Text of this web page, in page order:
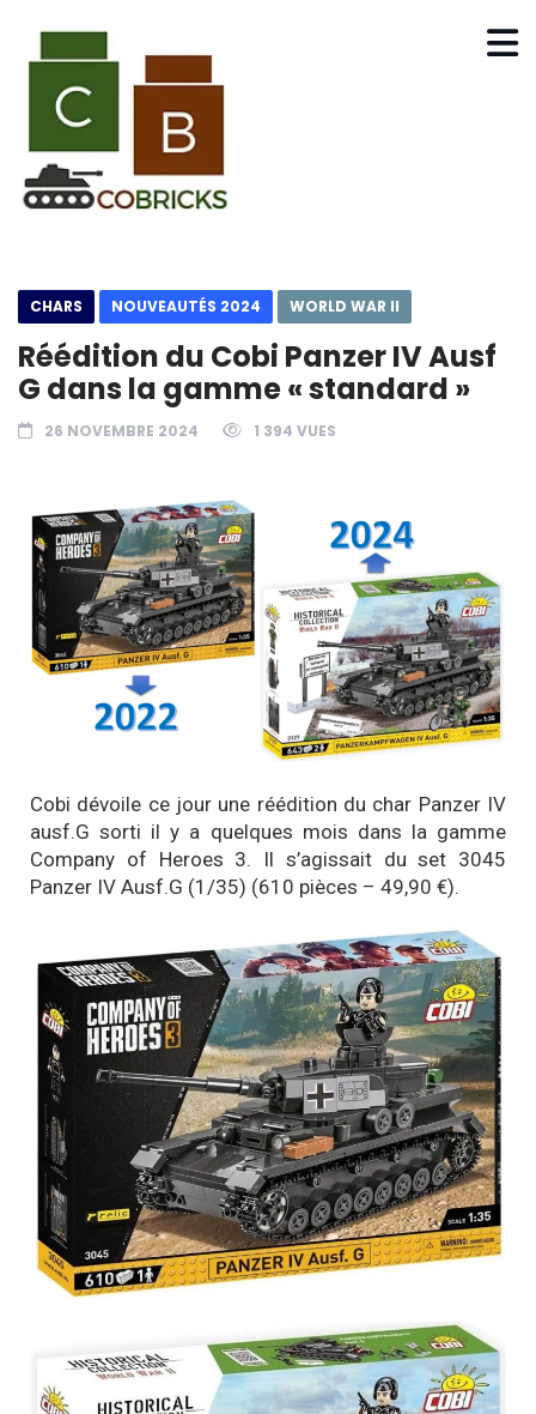
CHARS NOUVEAUTÉS 2024 WORLD WAR II
Réédition du Cobi Panzer IV Ausf
G dans la gamme « standard »
26 NOVEMBRE 2024 1 394 VUES
Cobi dévoile ce jour une réédition du char Panzer IV
ausf.G sorti il y a quelques mois dans la gamme
Company of Heroes 3. Il s’agissait du set 3045
Panzer IV Ausf.G (1/35) (610 pièces – 49,90 €).